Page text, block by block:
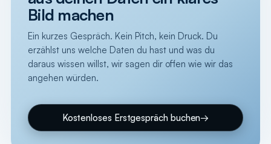
Bild machen
Ein kurzes Gespräch. Kein Pitch, kein Druck. Du
erzählst uns welche Daten du hast und was du
daraus wissen willst, wir sagen dir offen wie wir das
angehen würden.
Kostenloses Erstgespräch buchen→